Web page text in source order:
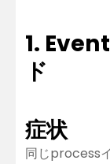
1.
ド
症状
同じprocess